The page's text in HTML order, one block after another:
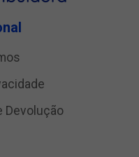
Devolução